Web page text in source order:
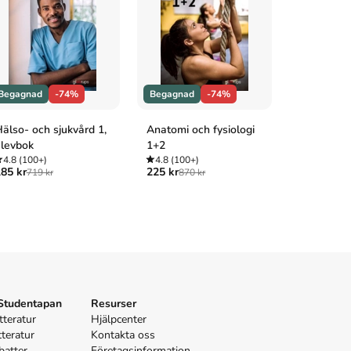
-74%
och sjukvård 1,
4.8(100+)
kr719 kr
Begagnad -74%
Anatomi och fysiologi
1+2
4.8 (100+)
225 kr870 kr
Resurser
Hjälpcenter
Kontakta oss